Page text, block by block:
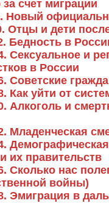
за счет миграции
Новый
Отцы и дети
Бедность в
Сексуальное и
в России
Советские
Как уйти от
Алкоголь и
Младенческая
их правительств
Сколько нас
войны)
Эмиграция в